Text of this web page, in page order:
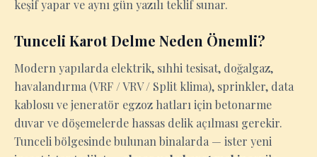
keşif yapar ve aynı gün yazılı teklif sunar.
Tunceli Karot Delme Neden Önemli?
Modern yapılarda elektrik, sıhhi tesisat, doğalgaz,
havalandırma (VRF / VRV / Split klima), sprinkler, data
kablosu ve jeneratör egzoz hatları için betonarme
duvar ve döşemelerde hassas delik açılması gerekir.
Tunceli bölgesinde bulunan binalarda — ister yeni